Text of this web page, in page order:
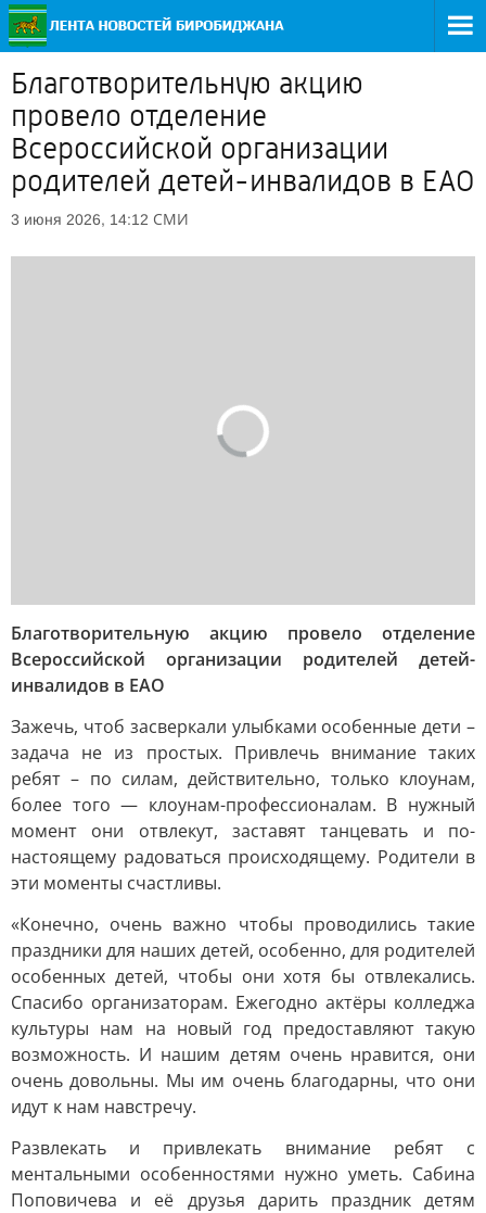
Благотворительную акцию
провело отделение
Всероссийской организации
родителей детей-инвалидов в ЕАО
3 июня 2026, 14:12 СМИ
Благотворительную акцию провело отделение
Всероссийской организации родителей детей-
инвалидов в ЕАО
Зажечь, чтоб засверкали улыбками особенные дети –
задача не из простых. Привлечь внимание таких
ребят – по силам, действительно, только клоунам,
более того — клоунам-профессионалам. В нужный
момент они отвлекут, заставят танцевать и по-
настоящему радоваться происходящему. Родители в
эти моменты счастливы.
«Конечно, очень важно чтобы проводились такие
праздники для наших детей, особенно, для родителей
особенных детей, чтобы они хотя бы отвлекались.
Спасибо организаторам. Ежегодно актёры колледжа
культуры нам на новый год предоставляют такую
возможность. И нашим детям очень нравится, они
очень довольны. Мы им очень благодарны, что они
идут к нам навстречу.
Развлекать и привлекать внимание ребят с
ментальными особенностями нужно уметь. Сабина
Поповичева и её друзья дарить праздник детям